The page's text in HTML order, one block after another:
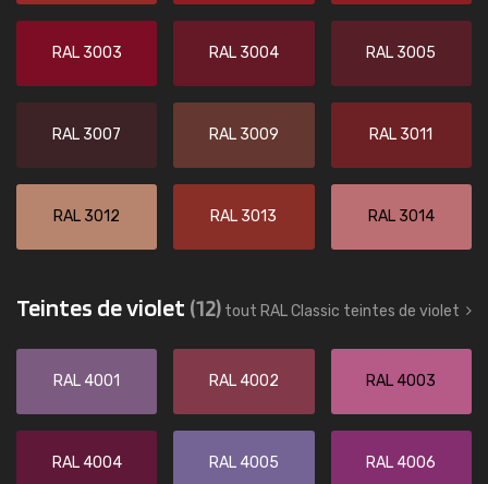
RAL 3003 RAL 3004 RAL 3005
RAL 3007 RAL 3009 RAL 3011
RAL 3012 RAL 3013 RAL 3014
Teintes de violet (12) tout RAL Classic teintes de violet
RAL 4001 RAL 4002 RAL 4003
RAL 4004 RAL 4005 RAL 4006